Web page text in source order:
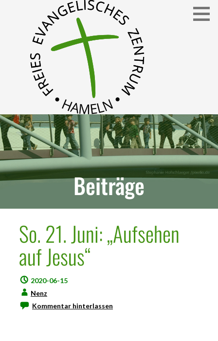
FEZ
Freies Evangelisches Zentrum in Hameln
Beiträge
So. 21. Juni: „Aufsehen
auf Jesus“
2020-06-15
Nenz
Kommentar hinterlassen